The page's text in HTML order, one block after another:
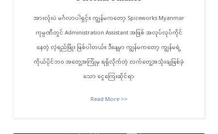
အားလုံးပဲ မင်္ဂလာပါရှင့်။ ကျွန်မကတော့ Spiceworks Myanmar
ကုမ္ပဏီတွင် Administration Assistant အဖြစ် အလုပ်လုပ်ကိုင်
နေတဲ့ လဲ့ရည်ဖြိုး ဖြစ်ပါတယ်။ ဒီနေ့မှာ ကျွန်မကတော့ ကျွန်မရဲ့
ကိုယ်ပိုင်ဘဝ အတွေ့အကြုံမှ ရရှိလိုက်တဲ့ လက်တွေ့အသုံးချဖြစ်ခဲ့
သော ငွေကြေးဆိုင်ရာ
Read More >>